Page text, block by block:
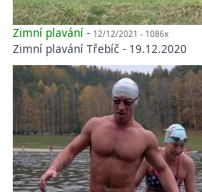
Zimní plavání - 12/12/2021 - 1086x
Zimní plavání Třebíč - 19.12.2020